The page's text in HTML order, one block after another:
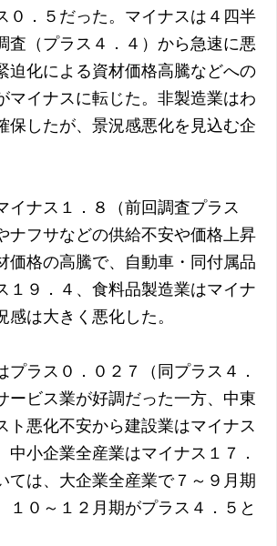
０．５だった。マイナスは４四半
査（プラス４．４）から急速に悪
迫化による資材価格高騰などへの
マイナスに転じた。非製造業はわ
保したが、景況感悪化を見込む企
イナス１．８（前回調査プラス
ナフサなどの供給不安や価格上昇
価格の高騰で、自動車・同付属品
１９．４、食料品製造業はマイナ
感は大きく悪化した。
プラス０．０２７（同プラス４．
ービス業が好調だった一方、中東
ト悪化不安から建設業はマイナス
中小企業全産業はマイナス１７．
ては、大企業全産業で７～９月期
１０～１２月期がプラス４．５と